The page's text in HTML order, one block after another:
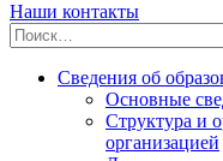
Наши контакты
Найти:
Сведения об
Основные
Структура и
организацией